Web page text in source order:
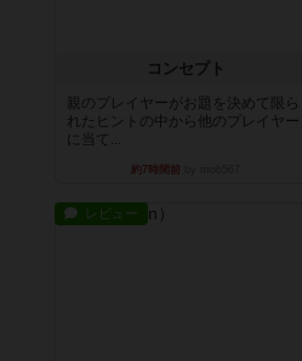
コンセプト
親のプレイヤーがお題を決めて限ら
れたヒントの中から他のプレイヤー
に当て...
約7時間前
レビュー